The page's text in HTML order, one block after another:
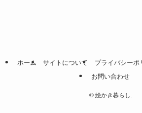
ホーム サイトについて プライバシーポ
お問い合わせ
©絵かき暮らし.